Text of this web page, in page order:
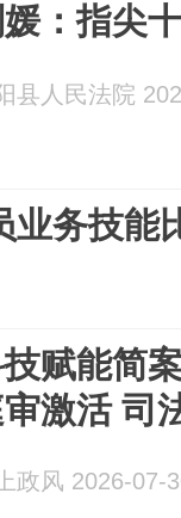
：指尖
县人民法院
业务技能
赋能简
激活 司
政风 2026-07-